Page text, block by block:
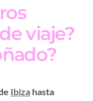
viaje?
Ibiza hasta